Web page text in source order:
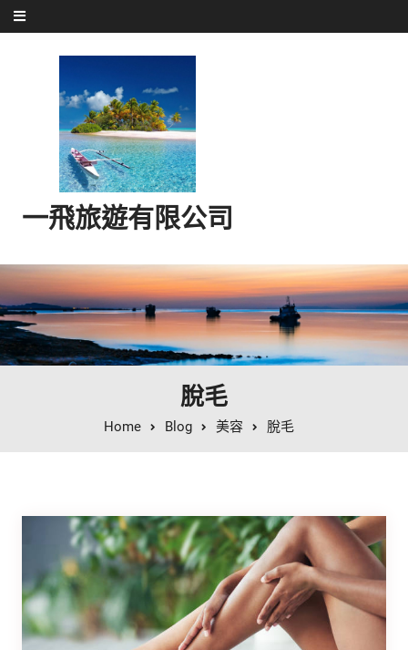
Skip to content
一飛旅遊有限公司
脫毛
Home Blog 美容 脫毛